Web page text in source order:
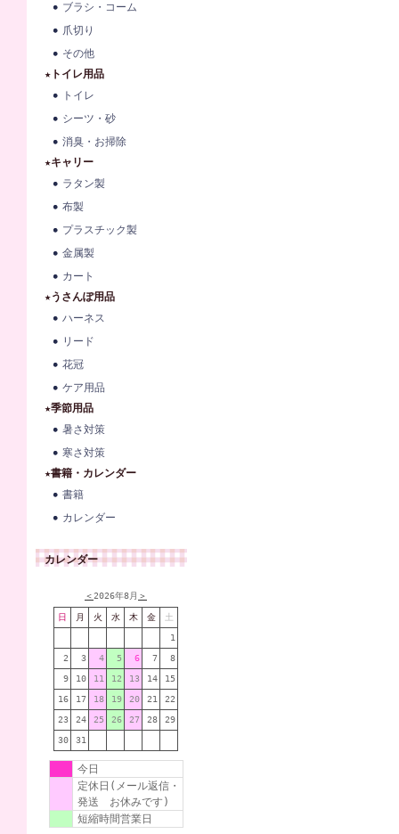
ブラシ・コーム
爪切り
その他
★トイレ用品
トイレ
シーツ・砂
消臭・お掃除
★キャリー
ラタン製
布製
プラスチック製
金属製
カート
★うさんぽ用品
ハーネス
リード
花冠
ケア用品
★季節用品
暑さ対策
寒さ対策
★書籍・カレンダー
書籍
カレンダー
カレンダー
＜2026年8月 ＞
日 月 火 水 木 金 土
1
2 3 4 5 6 7 8
9 10 11 12 13 14 15
16 17 18 19 20 21 22
23 24 25 26 27 28 29
30 31
今日
定休日(メール返信・
発送 お休みです)
短縮時間営業日